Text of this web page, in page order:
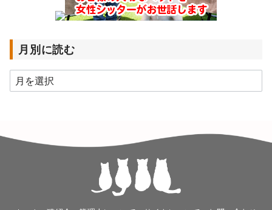
月別に読む
月
別
む